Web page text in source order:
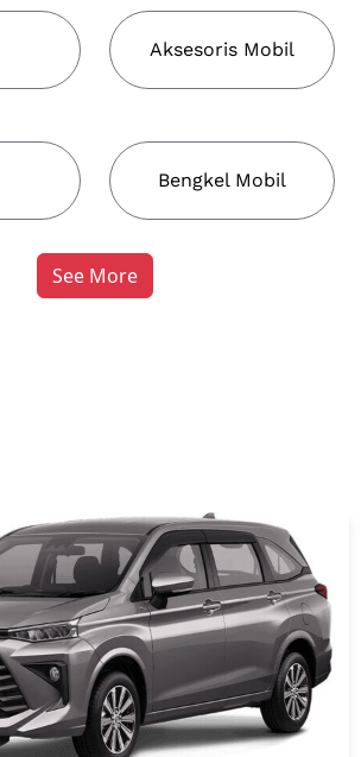
Aksesoris Mobil
Bengkel Mobil
See More